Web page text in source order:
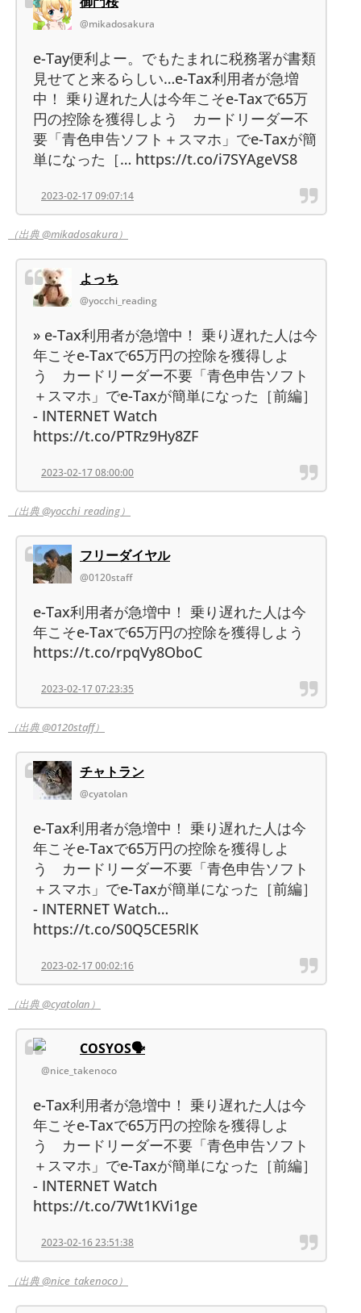
@mikadosakura
e-Tay便利よー。でもたまれに税務署が書類
見せてと来るらしい…e-Tax利用者が急増
中！ 乗り遅れた人は今年こそe-Taxで65万
円の控除を獲得しよう カードリーダー不
要「青色申告ソフト＋スマホ」でe-Taxが簡
単になった［… https://t.co/i7SYAgeVS8
2023-02-17 09:07:14
（出典 @mikadosakura）
よっち
@yocchi_reading
» e-Tax利用者が急増中！ 乗り遅れた人は今
年こそe-Taxで65万円の控除を獲得しよ
う カードリーダー不要「青色申告ソフト
＋スマホ」でe-Taxが簡単になった［前編］
- INTERNET Watch
https://t.co/PTRz9Hy8ZF
2023-02-17 08:00:00
（出典 @yocchi_reading）
フリーダイヤル
@0120staff
e-Tax利用者が急増中！ 乗り遅れた人は今
年こそe-Taxで65万円の控除を獲得しよう
https://t.co/rpqVy8OboC
2023-02-17 07:23:35
（出典 @0120staff）
チャトラン
@cyatolan
e-Tax利用者が急増中！ 乗り遅れた人は今
年こそe-Taxで65万円の控除を獲得しよ
う カードリーダー不要「青色申告ソフト
＋スマホ」でe-Taxが簡単になった［前編］
- INTERNET Watch…
https://t.co/S0Q5CE5RlK
2023-02-17 00:02:16
（出典 @cyatolan）
COSYOS🗣️
@nice_takenoco
e-Tax利用者が急増中！ 乗り遅れた人は今
年こそe-Taxで65万円の控除を獲得しよ
う カードリーダー不要「青色申告ソフト
＋スマホ」でe-Taxが簡単になった［前編］
- INTERNET Watch
https://t.co/7Wt1KVi1ge
2023-02-16 23:51:38
（出典 @nice_takenoco）